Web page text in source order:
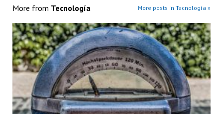
More from Tecnología More posts in Tecnología »